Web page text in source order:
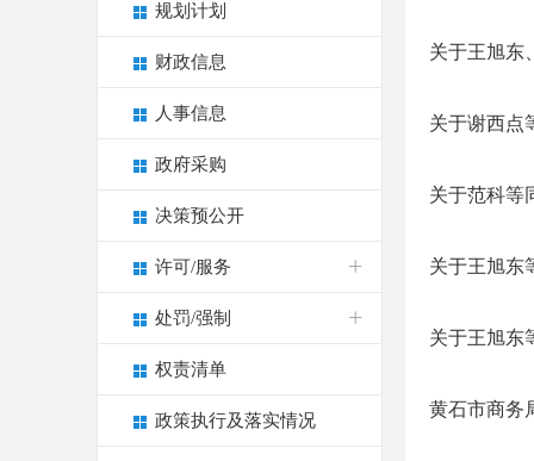
规划计划
财政信息
人事信息
政府采购
决策预公开
许可/服务
处罚/强制
权责清单
政策执行及落实情况
关于王旭东
关于谢西点
关于范科等
关于王旭东
关于王旭东
黄石市商务